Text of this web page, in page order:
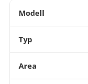
Modell
Typ
Area